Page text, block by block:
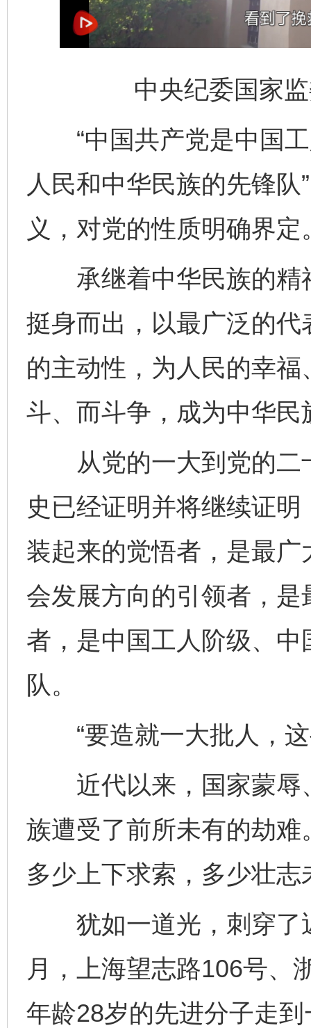
中央纪委国家
“中国共产党是中国工
人民和中华民族的先锋
义，对党的性质明确界定
承继着中华民族的精
挺身而出，以最广泛的
的主动性，为人民的幸
斗、而斗争，成为中华民
从党的一大到党的二
史已经证明并将继续证
装起来的觉悟者，是最
会发展方向的引领者，
者，是中国工人阶级、
队。
“要造就一大批人，这
近代以来，国家蒙辱
族遭受了前所未有的劫
多少上下求索，多少壮志
犹如一道光，刺穿了
月，上海望志路106号、
年龄28岁的先进分子走